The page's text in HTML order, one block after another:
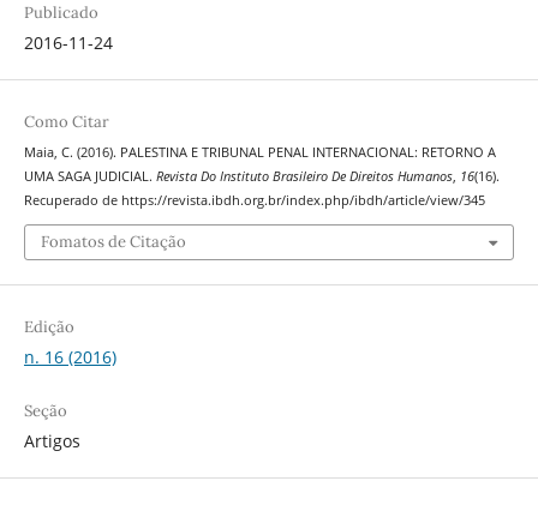
Publicado
2016-11-24
Como Citar
Maia, C. (2016). PALESTINA E TRIBUNAL PENAL INTERNACIONAL: RETORNO A
UMA SAGA JUDICIAL. Revista Do Instituto Brasileiro De Direitos Humanos, 16(16).
Recuperado de https://revista.ibdh.org.br/index.php/ibdh/article/view/345
Fomatos de Citação
Edição
n. 16 (2016)
Seção
Artigos